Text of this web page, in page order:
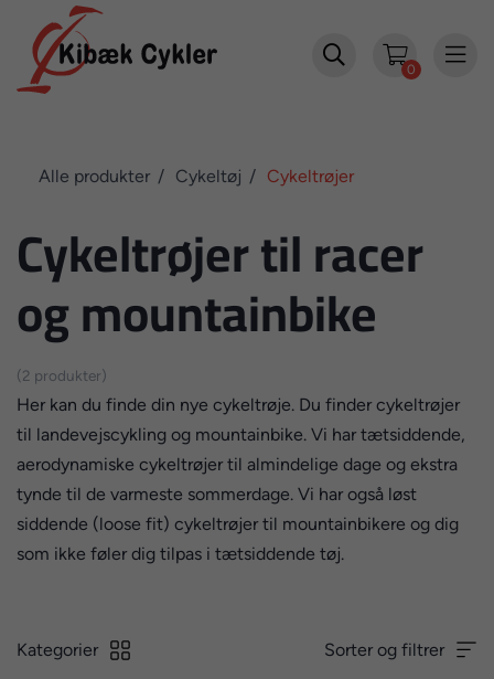

0

Alle produkter Cykeltøj Cykeltrøjer
Cykeltrøjer til racer
og mountainbike
(2 produkter)
Her kan du finde din nye cykeltrøje. Du finder cykeltrøjer
til landevejscykling og mountainbike. Vi har tætsiddende,
aerodynamiske cykeltrøjer til almindelige dage og ekstra
tynde til de varmeste sommerdage. Vi har også løst
siddende (loose fit) cykeltrøjer til mountainbikere og dig
som ikke føler dig tilpas i tætsiddende tøj.
Kategorier Sorter og filtrer